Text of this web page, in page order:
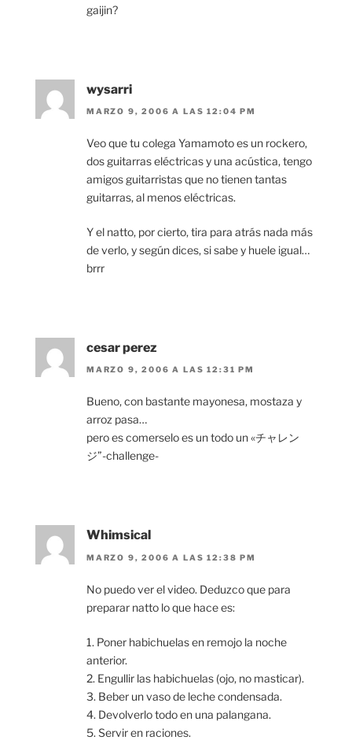
gaijin?
wysarri
MARZO 9, 2006 A LAS 12:04 PM
Veo que tu colega Yamamoto es un rockero,
dos guitarras eléctricas y una acústica, tengo
amigos guitarristas que no tienen tantas
guitarras, al menos eléctricas.
Y el natto, por cierto, tira para atrás nada más
de verlo, y según dices, si sabe y huele igual…
brrr
cesar perez
MARZO 9, 2006 A LAS 12:31 PM
Bueno, con bastante mayonesa, mostaza y
arroz pasa…
pero es comerselo es un todo un «チャレン
ジ”-challenge-
Whimsical
MARZO 9, 2006 A LAS 12:38 PM
No puedo ver el video. Deduzco que para
preparar natto lo que hace es:
1. Poner habichuelas en remojo la noche
anterior.
2. Engullir las habichuelas (ojo, no masticar).
3. Beber un vaso de leche condensada.
4. Devolverlo todo en una palangana.
5. Servir en raciones.